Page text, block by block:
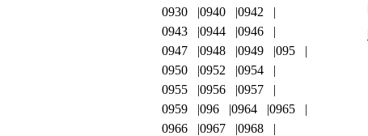
0930
0940
0942
0943
0944
0946
0947
0948 0949
095
0950
0952
0954
0955
0956
0957
0959
096 0964
0965
0966
0967
0968